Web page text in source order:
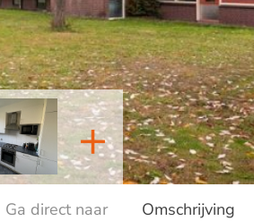
+
Ga direct naar Omschrijving